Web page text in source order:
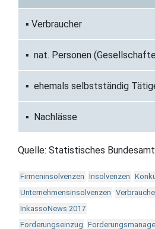
▪ Verbraucher
▪ nat. Personen
▪ ehemals selbstständig
▪ Nachlässe
Quelle: Statistisches
Firmeninsolvenzen Insolvenzen
Unternehmensinsolvenzen
InkassoNews 2017
Forderungseinzug